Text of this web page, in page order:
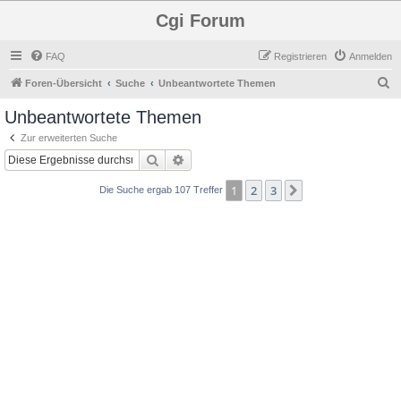
Cgi Forum
FAQ Anmelden
Registrieren
Foren-Übersicht Suche Unbeantwortete Themen
Unbeantwortete Themen
Zur erweiterten Suche
Suche
Die Suche ergab 107 Treffer 1 2 3